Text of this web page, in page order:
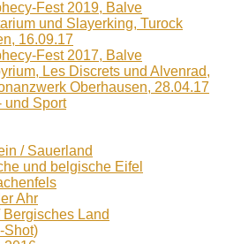
Fest 2019, Balve
und Slayerking, Turock
16.09.17
Fest 2017, Balve
Les Discrets und Alvenrad,
Oberhausen, 28.04.17
und Sport
/ Sauerland
und belgische Eifel
Ahr
Land
Shot)